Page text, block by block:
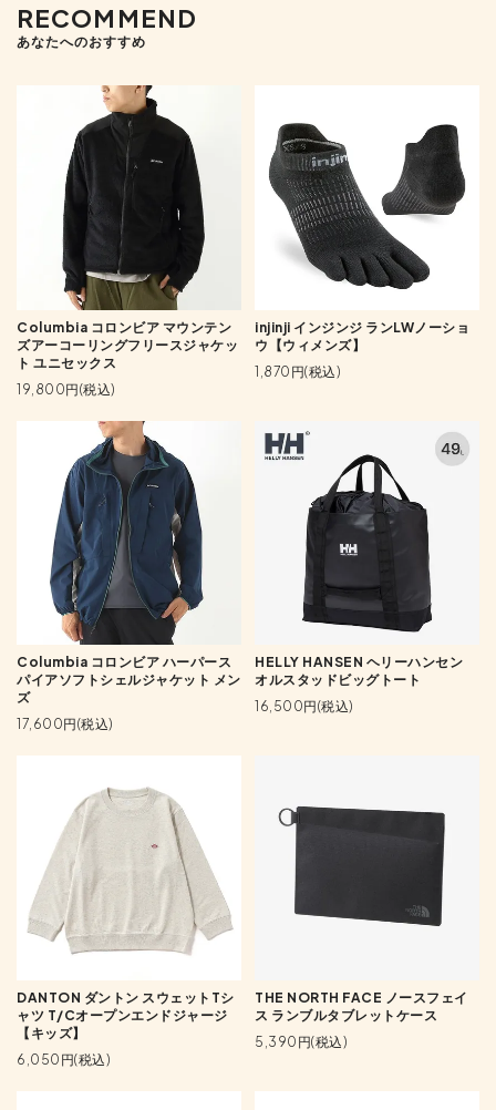
RECOMMEND
あなたへのおすすめ
Columbia コロンビア マウンテン
ズアーコーリングフリースジャケッ
ト ユニセックス
19,800円(税込)
injinji インジンジ ランLWノーショ
ウ【ウィメンズ】
1,870円(税込)
Columbia コロンビア ハーパース
パイアソフトシェルジャケット メン
ズ
17,600円(税込)
HELLY HANSEN ヘリーハンセン
オルスタッドビッグトート
16,500円(税込)
DANTON ダントン スウェットTシ
ャツ T/Cオープンエンドジャージ
【キッズ】
6,050円(税込)
THE NORTH FACE ノースフェイ
ス ランブルタブレットケース
5,390円(税込)